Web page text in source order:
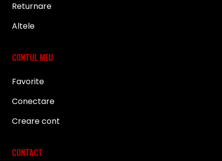
Returnare
Altele
CONTUL MEU
Favorite
Conectare
Creare cont
CONTACT